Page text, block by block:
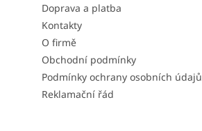
Doprava a platba
Kontakty
O firmě
Obchodní podmínky
Podmínky ochrany osobních údajů
Reklamační řád